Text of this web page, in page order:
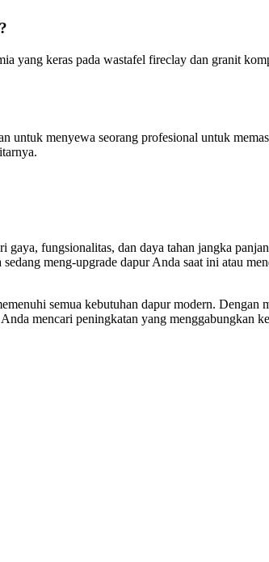
yang keras pada wastafel fireclay dan granit
menyewa seorang profesional untuk
fungsionalitas, dan daya tahan jangka
meng-upgrade dapur Anda saat ini atau
semua kebutuhan dapur modern. Dengan
mencari peningkatan yang menggabungkan